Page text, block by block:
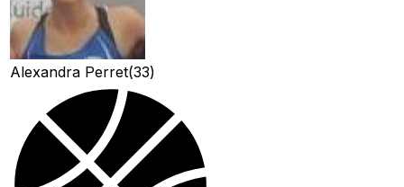
Alexandra Perret(33)